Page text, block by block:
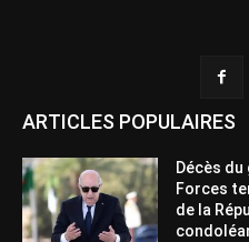
ARTICLES POPULAIRES
Décès
Forces
de la